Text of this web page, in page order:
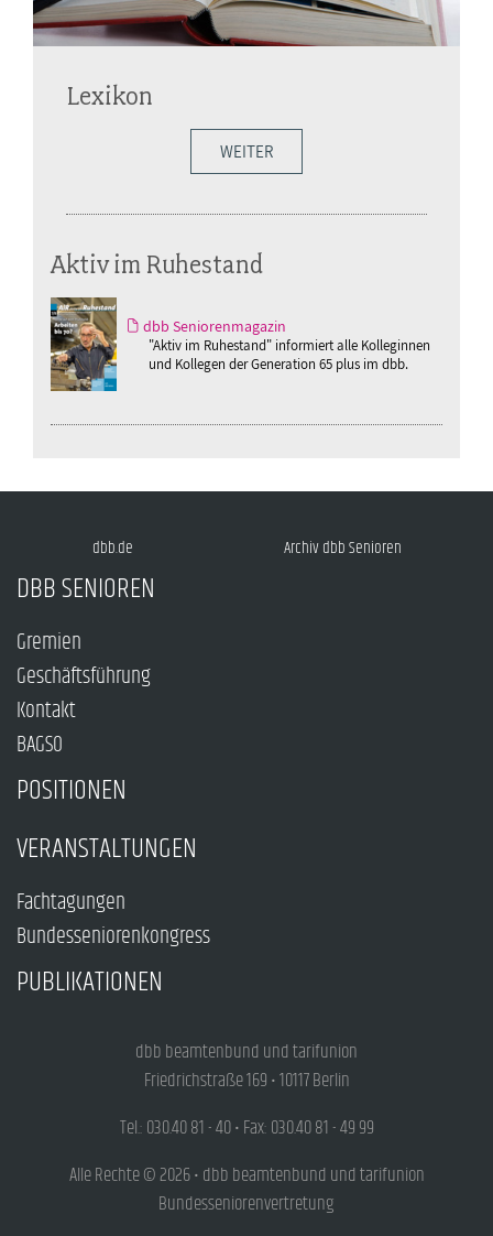
Lexikon
WEITER
Aktiv im Ruhestand
dbb Seniorenmagazin
"Aktiv im Ruhestand" informiert alle Kolleginnen
und Kollegen der Generation 65 plus im dbb.
dbb.de Archiv dbb Senioren
DBB SENIOREN
Gremien
Geschäftsführung
Kontakt
BAGSO
POSITIONEN
VERANSTALTUNGEN
Fachtagungen
Bundesseniorenkongress
PUBLIKATIONEN
dbb beamtenbund und tarifunion
Friedrichstraße 169 • 10117 Berlin
Tel.: 030.40 81 - 40 • Fax: 030.40 81 - 49 99
Alle Rechte © 2026 • dbb beamtenbund und tarifunion
Bundesseniorenvertretung